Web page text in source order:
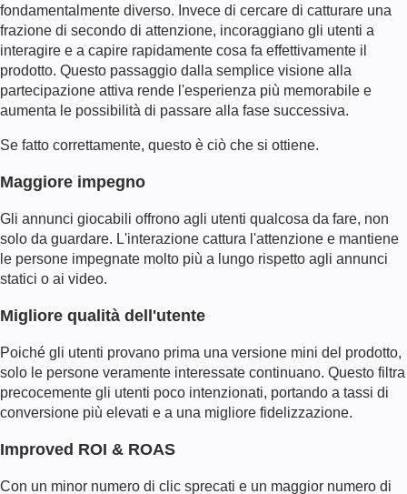
fondamentalmente diverso. Invece di cercare di catturare una
frazione di secondo di attenzione, incoraggiano gli utenti a
interagire e a capire rapidamente cosa fa effettivamente il
prodotto. Questo passaggio dalla semplice visione alla
partecipazione attiva rende l'esperienza più memorabile e
aumenta le possibilità di passare alla fase successiva.
Se fatto correttamente, questo è ciò che si ottiene.
Maggiore impegno
Gli annunci giocabili offrono agli utenti qualcosa da fare, non
solo da guardare. L'interazione cattura l'attenzione e mantiene
le persone impegnate molto più a lungo rispetto agli annunci
statici o ai video.
Migliore qualità dell'utente
Poiché gli utenti provano prima una versione mini del prodotto,
solo le persone veramente interessate continuano. Questo filtra
precocemente gli utenti poco intenzionati, portando a tassi di
conversione più elevati e a una migliore fidelizzazione.
Improved ROI & ROAS
Con un minor numero di clic sprecati e un maggior numero di